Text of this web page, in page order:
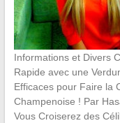
Informations et Divers
Rapide avec une
Efficaces pour Faire la
Champenoise ! Par
Vous Croiserez des